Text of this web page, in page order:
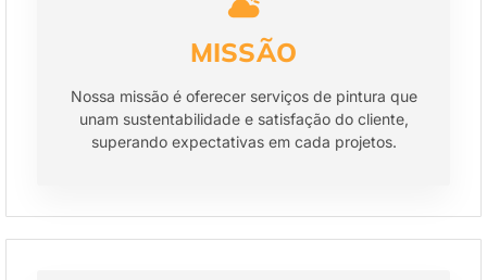
MISSÃO
Nossa missão é oferecer serviços de pintura que
unam sustentabilidade e satisfação do cliente,
superando expectativas em cada projetos.